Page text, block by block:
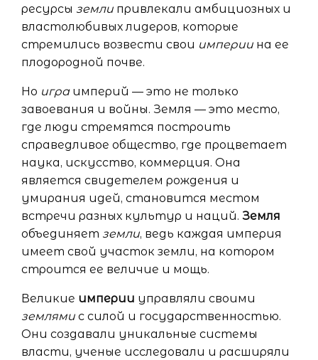
ресурсы земли привлекали амбициозных и
властолюбивых лидеров, которые
стремились возвести свои империи на ее
плодородной почве.
Но играимперий — это не только
завоевания и войны. Земля — это место,
где люди стремятся построить
справедливое общество, где процветает
наука, искусство, коммерция. Она
является свидетелем рождения и
умирания идей, становится местом
встречи разных культур и наций. Земля
объединяет земли, ведь каждая империя
имеет свой участок земли, на котором
строится ее величие и мощь.
Великие империи управляли своими
землями с силой и государственностью.
Они создавали уникальные системы
власти, ученые исследовали и расширяли